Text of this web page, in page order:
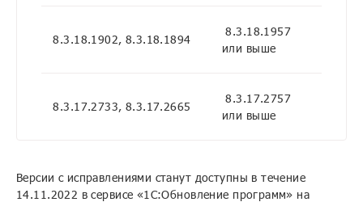
8.3.18.1902, 8.3.18.1894
8.3.18.1957
или выше
8.3.17.2733, 8.3.17.2665
8.3.17.2757
или выше
Версии с исправлениями станут доступны в течение
14.11.2022 в сервисе «1С:Обновление программ» на